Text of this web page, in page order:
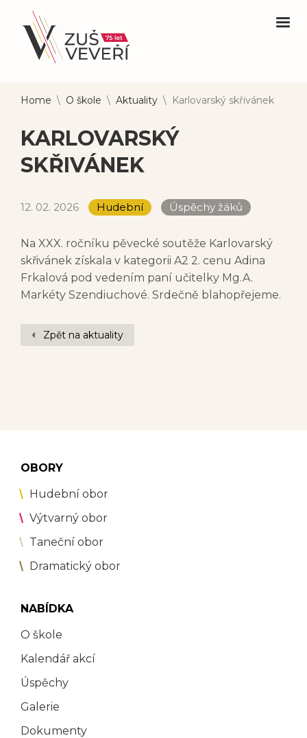
Home \ O škole \ Aktuality \ Karlovarský skřivánek
KARLOVARSKÝ
SKŘIVÁNEK
12. 02. 2026 Hudební Úspěchy žáků
Na XXX. ročníku pěvecké soutěže Karlovarský
skřivánek získala v kategorii A2 2. cenu Adina
Frkalová pod vedením paní učitelky Mg.A.
Markéty Szendiuchové. Srdečně blahopřejeme.
Zpět na aktuality
OBORY
Hudební obor
Výtvarný obor
Taneční obor
Dramatický obor
NABÍDKA
O škole
Kalendář akcí
Úspěchy
Galerie
Dokumenty